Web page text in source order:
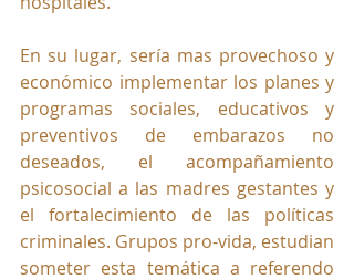
En su lugar, sería mas provechoso y
económico implementar los planes y
programas sociales, educativos y
preventivos de embarazos no
deseados, el acompañamiento
psicosocial a las madres gestantes y
el fortalecimiento de las políticas
criminales. Grupos pro-vida, estudian
someter esta temática a referendo